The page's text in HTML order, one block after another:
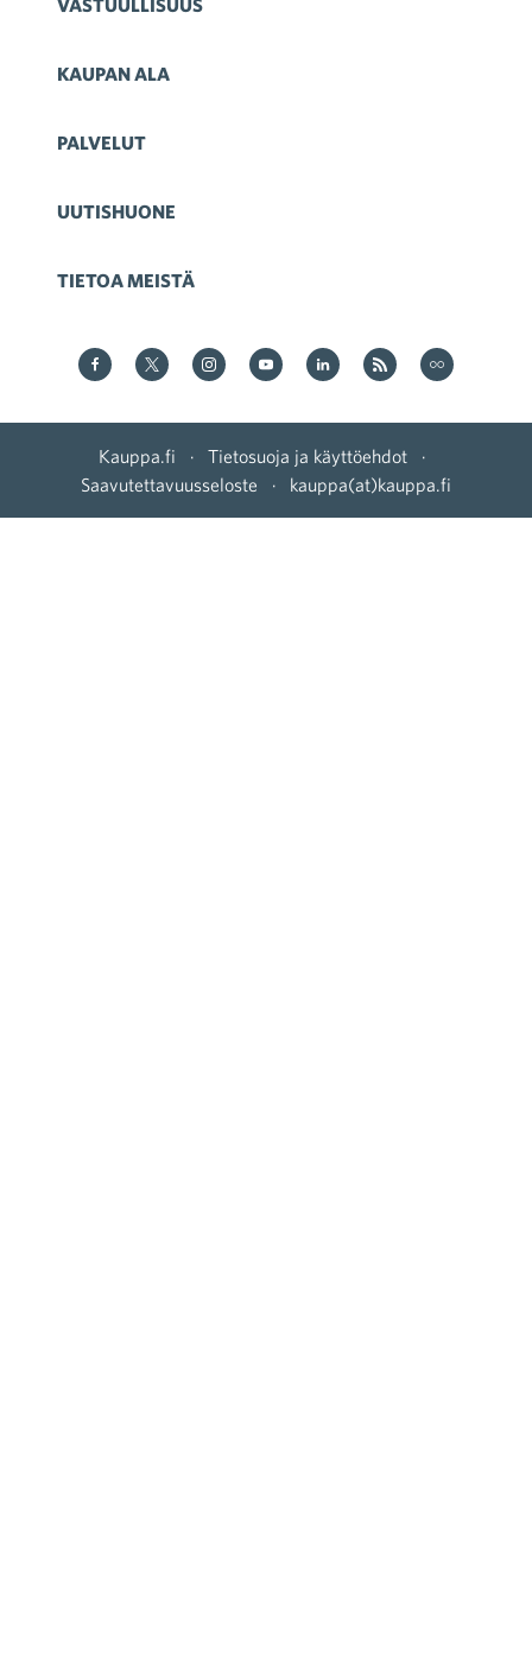
VASTUULLISUUS
KAUPAN ALA
PALVELUT
UUTISHUONE
TIETOA MEISTÄ
Kauppa Facebookissa
Kauppa Twitterissä
Kauppa on Instagram
Kauppa YouTubesssa
Kauppa LinkedInissä
Kauppa on RSS
Kauppa.fi · Tietosuoja ja käyttöehdot
·
Saavutettavuusseloste
· kauppa(at)kauppa.fi